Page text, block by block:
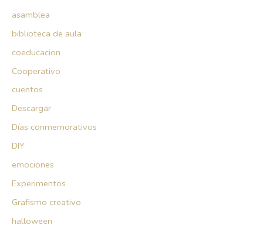
asamblea
biblioteca de aula
coeducacion
Cooperativo
cuentos
Descargar
Días conmemorativos
DIY
emociones
Experimentos
Grafismo creativo
halloween